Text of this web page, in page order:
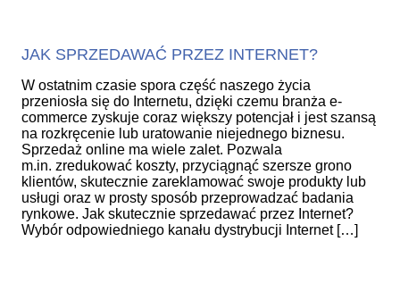
JAK SPRZEDAWAĆ PRZEZ INTERNET?
W ostatnim czasie spora część naszego życia
przeniosła się do Internetu, dzięki czemu branża e-
commerce zyskuje coraz większy potencjał i jest szansą
na rozkręcenie lub uratowanie niejednego biznesu.
Sprzedaż online ma wiele zalet. Pozwala
m.in. zredukować koszty, przyciągnąć szersze grono
klientów, skutecznie zareklamować swoje produkty lub
usługi oraz w prosty sposób przeprowadzać badania
rynkowe. Jak skutecznie sprzedawać przez Internet?
Wybór odpowiedniego kanału dystrybucji Internet […]